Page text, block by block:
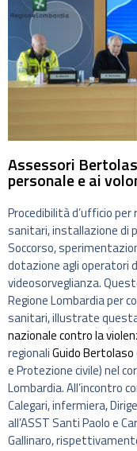
Assessori
personale e ai
Procedibilità d’ufficio
sanitari, installazione di
Soccorso,
dotazione agli operatori
videosorveglianza.
Regione Lombardia per
sanitari, illustrate
nazionale contro la
regionaliGuido Bertolaso
e Protezione civile) nel
Lombardia. All’incontro
Calegari, infermiera,
all’ASST Santi Paolo e
Gallinaro,